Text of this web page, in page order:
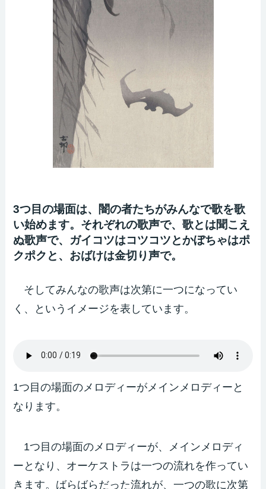
3つ目の場面は、闇の者たちがみんなで歌を歌
い始めます。それぞれの歌声で、歌とは聞こえ
ぬ歌声で、ガイコツはコツコツとかぼちゃはポ
クポクと、おばけは金切り声で。
そしてみんなの歌声は次第に一つになってい
く、というイメージを表しています。
1つ目の場面のメロディーがメインメロディーと
なります。
1つ目の場面のメロディーが、メインメロディ
ーとなり、オーケストラは一つの流れを作ってい
きます。ばらばらだった流れが、一つの歌に次第